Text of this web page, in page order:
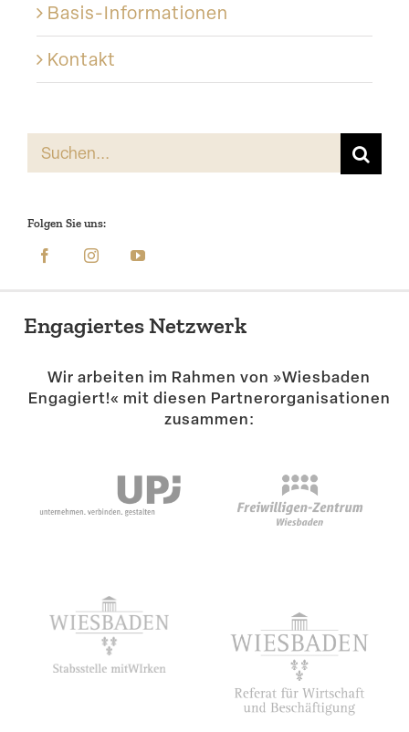
Basis-Informationen
Kontakt
Suche
nach:
Folgen Sie uns:
Engagiertes Netzwerk
Wir arbeiten im Rahmen von »Wiesbaden
Engagiert!« mit diesen Partner­or­ga­ni­sa­tionen
zusammen: